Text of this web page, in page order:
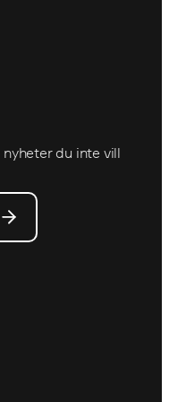
du inte vill